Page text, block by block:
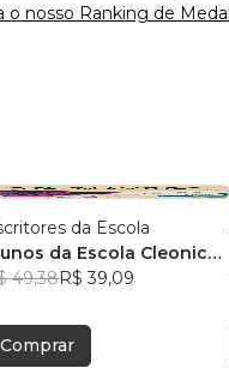
o nosso Ranking de
da Escola
da Escola Cleonice
, +2
49,38R$ 39,09
Comprar